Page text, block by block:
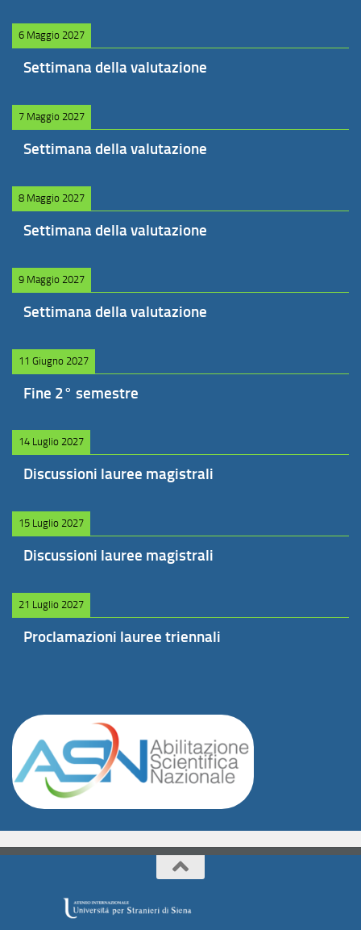
6 Maggio 2027
Settimana della valutazione
7 Maggio 2027
Settimana della valutazione
8 Maggio 2027
Settimana della valutazione
9 Maggio 2027
Settimana della valutazione
11 Giugno 2027
Fine 2° semestre
14 Luglio 2027
Discussioni lauree magistrali
15 Luglio 2027
Discussioni lauree magistrali
21 Luglio 2027
Proclamazioni lauree triennali